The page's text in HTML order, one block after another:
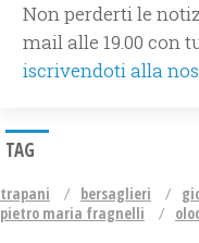
Non perderti le
mail alle 19.00 con
iscrivendoti alla
TAG
trapani bersaglieri
pietro maria fragnelli